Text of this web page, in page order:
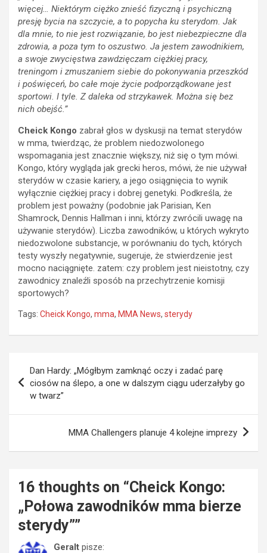
więcej… Niektórym ciężko znieść fizyczną i psychiczną
presję bycia na szczycie, a to popycha ku sterydom. Jak
dla mnie, to nie jest rozwiązanie, bo jest niebezpieczne dla
zdrowia, a poza tym to oszustwo. Ja jestem zawodnikiem,
a swoje zwycięstwa zawdzięczam ciężkiej pracy,
treningom i zmuszaniem siebie do pokonywania przeszkód
i poświęceń, bo całe moje życie podporządkowane jest
sportowi. I tyle. Z daleka od strzykawek. Można się bez
nich obejść.”
Cheick Kongo zabrał głos w dyskusji na temat sterydów
w mma, twierdząc, że problem niedozwolonego
wspomagania jest znacznie większy, niż się o tym mówi.
Kongo, który wygląda jak grecki heros, mówi, że nie używał
sterydów w czasie kariery, a jego osiągnięcia to wynik
wyłącznie ciężkiej pracy i dobrej genetyki. Podkreśla, że
problem jest poważny (podobnie jak Parisian, Ken
Shamrock, Dennis Hallman i inni, którzy zwrócili uwagę na
używanie sterydów). Liczba zawodników, u których wykryto
niedozwolone substancje, w porównaniu do tych, których
testy wyszły negatywnie, sugeruje, że stwierdzenie jest
mocno naciągnięte. zatem: czy problem jest nieistotny, czy
zawodnicy znaleźli sposób na przechytrzenie komisji
sportowych?
Tags: Cheick Kongo, mma, MMA News, sterydy
wpisu
Dan Hardy: „Mógłbym zamknąć oczy i zadać parę
ciosów na ślepo, a one w dalszym ciągu uderzałyby go
w twarz”
MMA Challengers planuje 4 kolejne imprezy
16 thoughts on “Cheick Kongo:
„Połowa zawodników mma bierze
sterydy””
Geralt pisze: